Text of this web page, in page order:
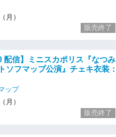
月）
販売終了
配信】ミニスカポリス『なつみ
ソフマップ公演』チェキ衣装：
ップ
月）
販売終了